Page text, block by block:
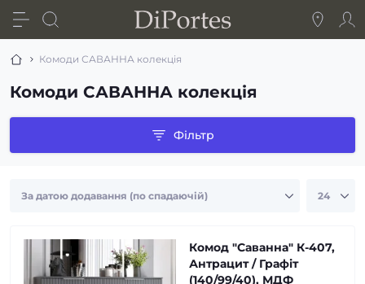
Комоди САВАННА колекція
Комоди САВАННА колекція
Фільтр
Комод "Саванна" К-407,
Антрацит / Графіт
(140/99/40), МДФ